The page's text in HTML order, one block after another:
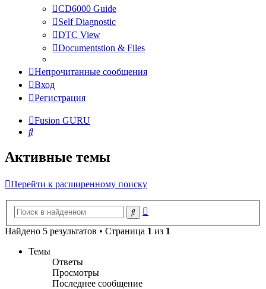
CD6000 Guide
Self Diagnostic
DTC View
Documentstion & Files
Непрочитанные сообщения
Вход
Регистрация
Fusion GURU
Поиск
Активные темы
Перейти к расширенному поиску
Поиск
Найдено 5 результатов • Страница 1 из 1
Темы
Ответы
Просмотры
Последнее сообщение